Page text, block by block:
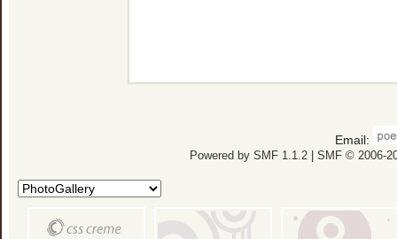
Email:
Powered by SMF 1.1.2| SMF © 2006-